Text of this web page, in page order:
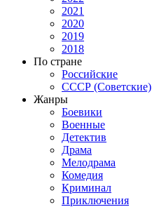
2021
2020
2019
2018
По стране
Российские
СССР (Советские)
Жанры
Боевики
Военные
Детектив
Драма
Мелодрама
Комедия
Криминал
Приключения